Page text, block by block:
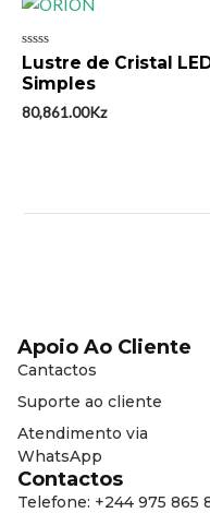
Avaliação
0
de
5
Lustre de Cristal
Simples
80,861.00Kz
Apoio Ao Cliente
Cantactos
Suporte ao cliente
Atendimento via
WhatsApp
Contactos
Telefone: +244 975 865